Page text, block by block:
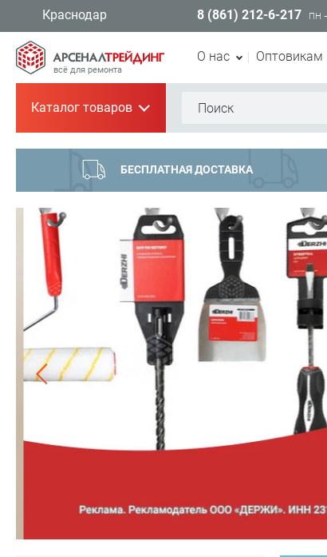
Краснодар 8 (861) 212-6-217 ПН
всё для ремонта
О нас Оптовикам
Каталог товаров+
БЕСПЛАТНАЯ ДОСТАВКА